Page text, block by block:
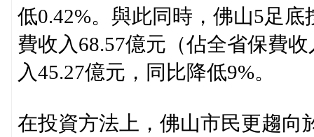
低0.42%。與此同時，佛山5足
費收入68.57億元（佔全省保費
入45.27億元，同比降低9%。
在投資方法上，佛山市民更趨向